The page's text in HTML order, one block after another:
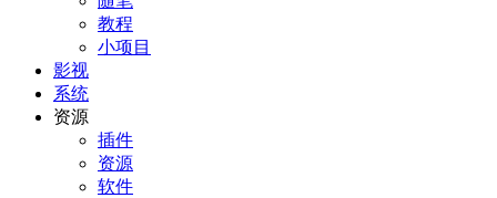
教程
小项目
影视
系统
资源
插件
资源
软件